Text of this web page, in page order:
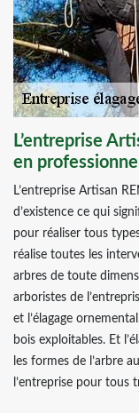
L’entreprise
en
L’entreprise Artisan
d’existence ce qui
pour réaliser tous types
réalise toutes les
arbres de toute
arboristes de
et l’élagage
bois exploitables. Et
les formes de l’arbre
l’entreprise pour tous